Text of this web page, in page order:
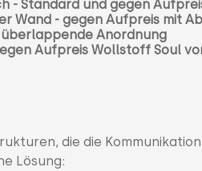
Standard und gegen
Wand - gegen Aufpreis mit
Anordnung
Aufpreis Wollstoff Soul
die die
Lösung: